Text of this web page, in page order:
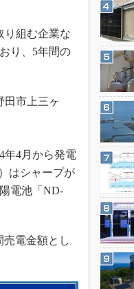
り組む企業な
り、5年間の
田市上三ヶ
年4月から発電
はシャープが
電池「ND-
電金額とし